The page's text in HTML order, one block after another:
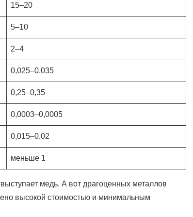
15–20
5–10
2–4
0,025–0,035
0,25–0,35
0,0003–0,0005
0,015–0,02
меньше 1
медь. А вот драгоценных металлов
высокой стоимостью и минимальным